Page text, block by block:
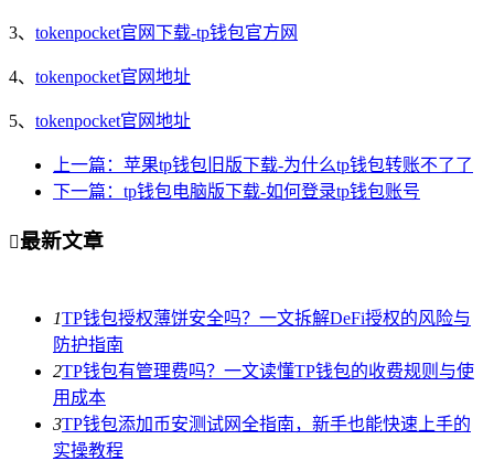
3、 tokenpocket官网下载-tp钱包官方网
4、 tokenpocket官网地址
5、 tokenpocket官网地址
上一篇：苹果tp钱包旧版下载-为什么tp钱包转账不了了
下一篇：tp钱包电脑版下载-如何登录tp钱包账号
最新文章
1TP钱包授权薄饼安全吗？一文拆解DeFi授权的风险与
防护指南
2TP钱包有管理费吗？一文读懂TP钱包的收费规则与使
用成本
3TP钱包添加币安测试网全指南，新手也能快速上手的
实操教程